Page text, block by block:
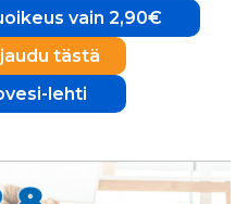
vain 2,90€
tästä
lehti